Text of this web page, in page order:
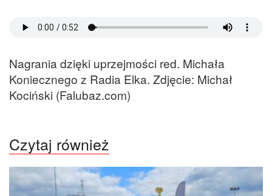
Nagrania dzięki uprzejmości red. Michała
Koniecznego z Radia Elka. Zdjęcie: Michał
Kociński (Falubaz.com)
Czytaj również